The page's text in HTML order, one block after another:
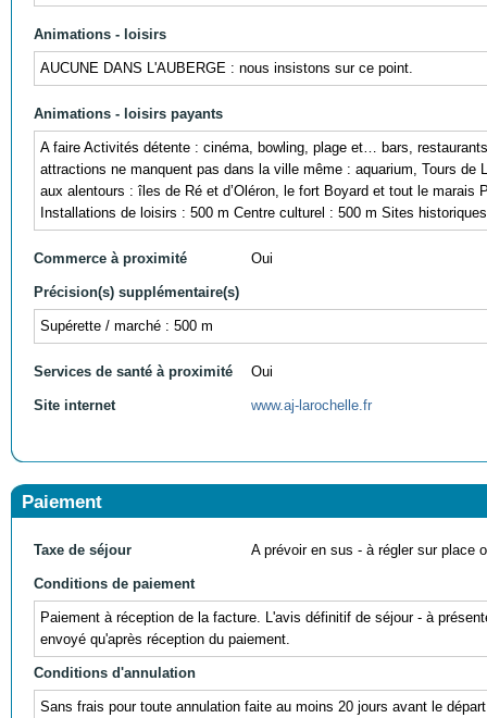
Animations - loisirs
AUCUNE DANS L'AUBERGE : nous insistons sur ce point.
Animations - loisirs payants
A faire Activités détente : cinéma, bowling, plage et… bars,
attractions ne manquent pas dans la ville même : aquarium, Tours de
aux alentours : îles de Ré et d’Oléron, le fort Boyard et tout le
Installations de loisirs : 500 m Centre culturel : 500 m Sites
Commerce à proximité Oui
Précision(s) supplémentaire(s)
Supérette / marché : 500 m
Services de santé à proximité Oui
Site internet www.aj-larochelle.fr
Paiement
Taxe de séjour A prévoir en sus - à régler sur place
Conditions de paiement
Paiement à réception de la facture. L'avis définitif de séjour - à
envoyé qu'après réception du paiement.
Conditions d'annulation
Sans frais pour toute annulation faite au moins 20 jours avant le